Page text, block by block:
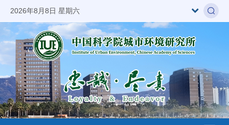
2026年8月8日 星期六